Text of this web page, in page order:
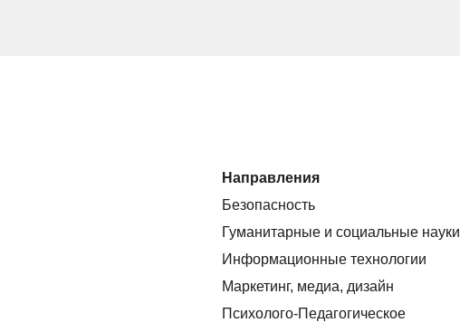
Направления
Безопасность
Гуманитарные и социальные науки
Информационные технологии
Маркетинг, медиа, дизайн
Психолого-Педагогическое